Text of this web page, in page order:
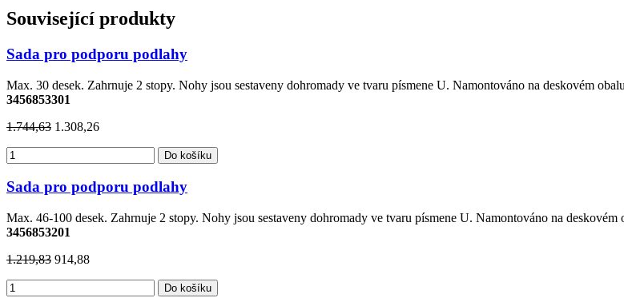
Související produkty
Sada pro podporu podlahy
Max. 30 desek. Zahrnuje 2 stopy. Nohy jsou sestaveny dohromady ve tvaru písmene U. Namontováno na deskovém
3456853301
1.744,63 1.308,26
Do košíku
Sada pro podporu podlahy
Max. 46-100 desek. Zahrnuje 2 stopy. Nohy jsou sestaveny dohromady ve tvaru písmene U. Namontováno na deskovém
3456853201
1.219,83 914,88
Do košíku